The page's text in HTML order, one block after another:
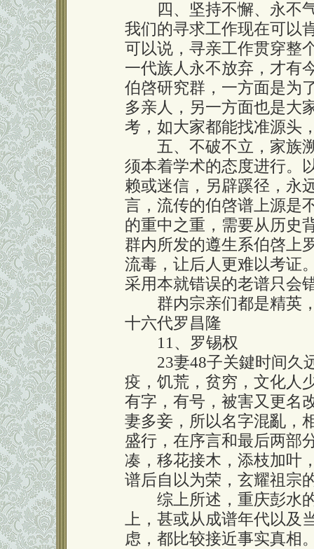
四、坚持不懈、永不气
我们的寻求工作现在可以
可以说，寻亲工作贯穿整
一代族人永不放弃，才有
伯啓研究群，一方面是为
多亲人，另一方面也是大
考，如大家都能找准源头
五、不破不立，家族溯
须本着学术的态度进行。
赖或迷信，另辟蹊径，永
言，流传的伯啓谱上源是
的重中之重，需要从历史
群内所发的遵生系伯啓上
流毒，让后人更难以考证
采用本就错误的老谱只会
群内宗亲们都是精英，
十六代罗昌隆
11、罗锡权
23妻48子关鍵时间久
疫，饥荒，贫穷，文化人
有字，有号，被害又更名
妻多妾，所以名字混亂，
盛行，在序言和最后两部
凑，移花接木，添枝加叶
谱后自以为荣，玄耀祖宗
综上所述，重庆彭水的
上，甚或从成谱年代以及
虑，都比较接近事实真相